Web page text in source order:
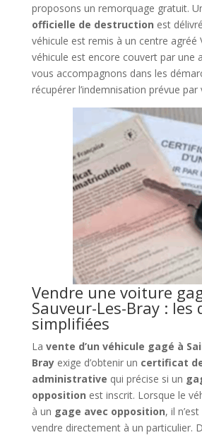
proposons un remorquage gratuit.
officielle de destruction est
véhicule est remis à un centre agréé
véhicule est encore couvert par une
vous accompagnons dans les
récupérer l’indemnisation prévue
Vendre une voiture
Sauveur-Les-Bray : les
simplifiées
La vente d’un véhicule gagé à
Brayexige d’obtenir un certificat
administrative qui précise si un
opposition est inscrit. Lorsque le
à un gage avec opposition, il
vendre directement à un particulier.